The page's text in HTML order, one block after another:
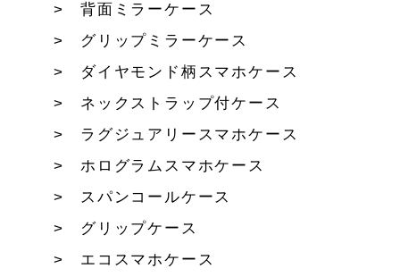
背面ミラーケース
グリップミラーケース
ダイヤモンド柄スマホケース
ネックストラップ付ケース
ラグジュアリースマホケース
ホログラムスマホケース
スパンコールケース
グリップケース
エコスマホケース